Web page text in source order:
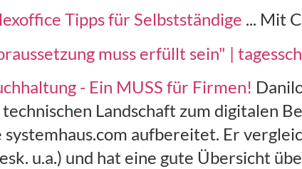
Tipps für Selbstständige ... Mit
muss erfüllt sein" |
- Ein MUSS für Firmen!
Landschaft zum digitalen
aufbereitet. Er
u.a.) und hat eine gute Übersicht